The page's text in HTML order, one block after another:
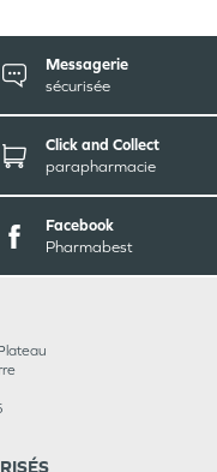
Messagerie
sécurisée
Click and Collect
parapharmacie
Facebook
Pharmabest